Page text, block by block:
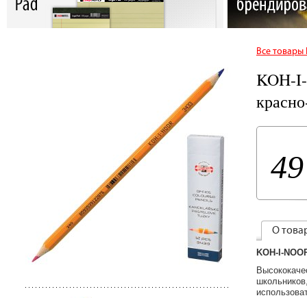
Все товары
KOH-
О
KOH-I-